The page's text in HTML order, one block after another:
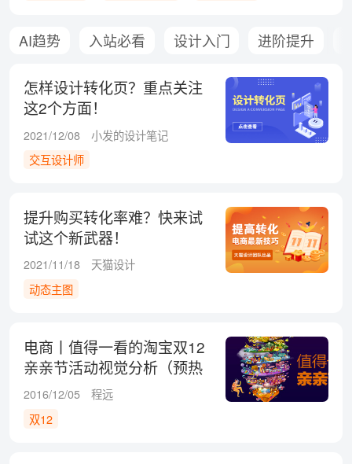
AI趋势 入站必看 设计入门 进阶提升
怎样设计转化页？重点关注
这2个方面！
2021/12/08
小发的设计笔记
交互设计师
提升购买转化率难？快来试
试这个新武器！
2021/11/18
天猫设计
动态主图
电商丨值得一看的淘宝双12
亲亲节活动视觉分析（预热
期）
2016/12/05
程远
双12